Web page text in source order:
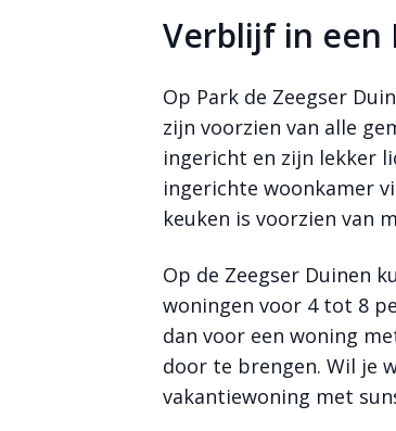
Verblijf in een
Op Park de Zeegser
zijn voorzien van alle
ingericht en zijn lekker
ingerichte woonkamer
keuken is voorzien van
Op de Zeegser Duinen
woningen voor 4 tot 8
dan voor een woning
door te brengen. Wil je
vakantiewoning met